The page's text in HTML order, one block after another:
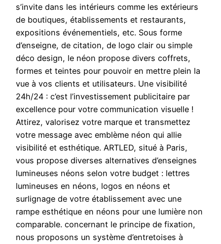
s’invite dans les intérieurs comme les extérieurs
de boutiques, établissements et restaurants,
expositions événementiels, etc. Sous forme
d’enseigne, de citation, de logo clair ou simple
déco design, le néon propose divers coffrets,
formes et teintes pour pouvoir en mettre plein la
vue à vos clients et utilisateurs. Une visibilité
24h/24 : c’est l’investissement publicitaire par
excellence pour votre communication visuelle !
Attirez, valorisez votre marque et transmettez
votre message avec emblème néon qui allie
visibilité et esthétique. ARTLED, situé à Paris,
vous propose diverses alternatives d’enseignes
lumineuses néons selon votre budget : lettres
lumineuses en néons, logos en néons et
surlignage de votre établissement avec une
rampe esthétique en néons pour une lumière non
comparable. concernant le principe de fixation,
nous proposons un système d’entretoises à